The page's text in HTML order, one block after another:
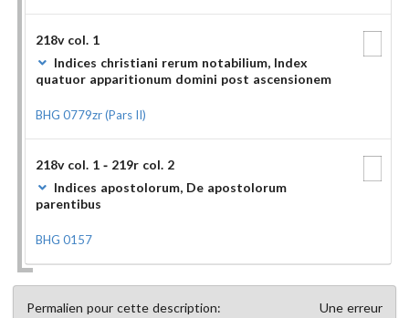
218v col. 1
Indices christiani rerum notabilium, Index
quatuor apparitionum domini post ascensionem
BHG 0779zr (Pars II)
218v col. 1 - 219r col. 2
Indices apostolorum, De apostolorum
parentibus
BHG 0157
Permalien pour cette description:
Une erreur